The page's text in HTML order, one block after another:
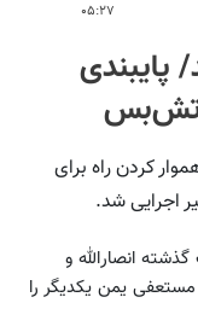
۰۵:۲۷
آتش‌بس
کردن راه برای
اجرایی شد.
انصارالله و
یمن یکدیگر را